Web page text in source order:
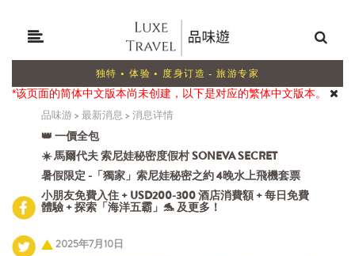
独特 • 体验 • 度身订造 - 旅游专家
*该页面的简体中文版本尚未创建，以下是对应的繁体中文版本。
品味游 >最新消息 >消息详情
👑 一價全包
☀️ 馬爾代夫 索尼娃秘密度假村 SONEVA SECRET
暑假限定 -「獨家」索尼娃秘密之約 4晚水上飛機套票
小朋友免費入住 + USD200-300 酒店消費額 + 每日免費
體驗 + 探索「海洋五霸」🐬 及更多！
2025年7月10日